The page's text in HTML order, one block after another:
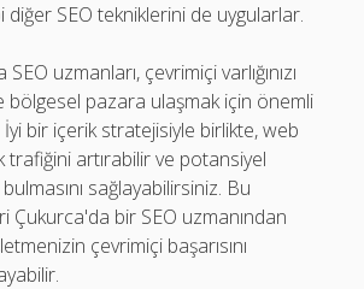
diğer SEO tekniklerini de uygularlar.
uzmanları, çevrimiçi varlığınızı
bölgesel pazara ulaşmak için önemli
bir içerik stratejisiyle birlikte, web
trafiğini artırabilir ve potansiyel
sağlayabilirsiniz. Bu
Çukurca'da bir SEO uzmanından
çevrimiçi başarısını